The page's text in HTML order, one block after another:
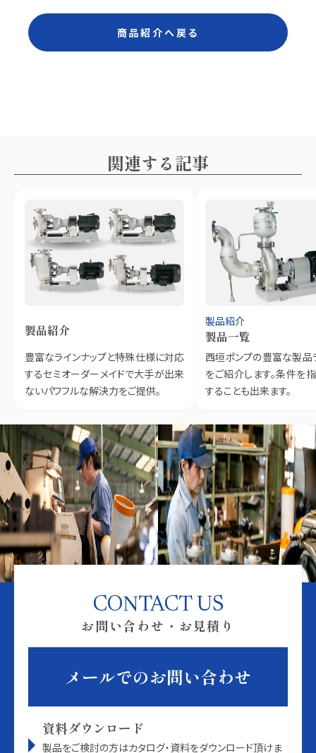
商品紹介へ戻る
関連する記事
製品紹介
豊富なラインナップと特殊仕様に対応
するセミオーダーメイドで大手が出来
ないパワフルな解決力をご提供。
製品紹介
製品一覧
西垣ポンプの豊富な製品
をご紹介します。条件を
することも出来ます。
CONTACT US
お問い合わせ・お見積り
メールでのお問い合わせ
資料ダウンロード
製品をご検討の方はカタログ・資料をダウンロード頂けま